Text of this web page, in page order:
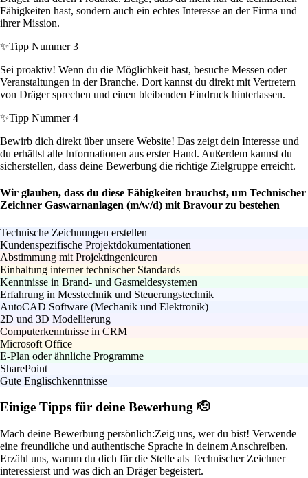
Fähigkeiten hast, sondern auch ein echtes Interesse an der Firma und
ihrer Mission.
✨Tipp Nummer 3
Sei proaktiv! Wenn du die Möglichkeit hast, besuche Messen oder
Veranstaltungen in der Branche. Dort kannst du direkt mit Vertretern
von Dräger sprechen und einen bleibenden Eindruck hinterlassen.
✨Tipp Nummer 4
Bewirb dich direkt über unsere Website! Das zeigt dein Interesse und
du erhältst alle Informationen aus erster Hand. Außerdem kannst du
sicherstellen, dass deine Bewerbung die richtige Zielgruppe erreicht.
Wir glauben, dass du diese Fähigkeiten brauchst, um Technischer
Zeichner Gaswarnanlagen (m/w/d) mit Bravour zu bestehen
Technische Zeichnungen erstellen
Kundenspezifische Projektdokumentationen
Abstimmung mit Projektingenieuren
Einhaltung interner technischer Standards
Kenntnisse in Brand- und Gasmeldesystemen
Erfahrung in Messtechnik und Steuerungstechnik
AutoCAD Software (Mechanik und Elektronik)
2D und 3D Modellierung
Computerkenntnisse in CRM
Microsoft Office
E-Plan oder ähnliche Programme
SharePoint
Gute Englischkenntnisse
Einige Tipps für deine Bewerbung 🫡
Mach deine Bewerbung persönlich:Zeig uns, wer du bist! Verwende
eine freundliche und authentische Sprache in deinem Anschreiben.
Erzähl uns, warum du dich für die Stelle als Technischer Zeichner
interessierst und was dich an Dräger begeistert.